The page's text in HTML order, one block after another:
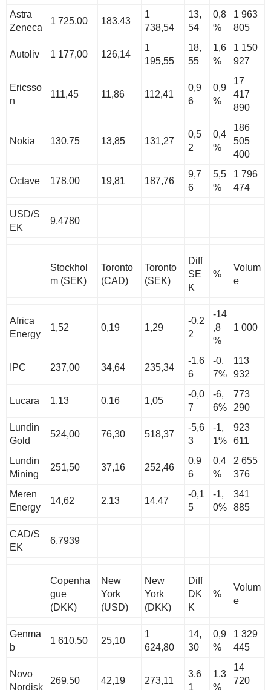
Astra
Zeneca
1 725,00 183,43
1
738,54
13,
54
0,8
%
1 963
805
Autoliv 1 177,00 126,14
1
195,55
18,
55
1,6
%
1 150
927
Ericsso
n
111,45 11,86 112,41
0,9
6
0,9
%
17
417
890
Nokia 130,75 13,85 131,27
0,5
2
0,4
%
186
505
400
Octave 178,00 19,81 187,76
9,7
6
5,5
%
1 796
474
USD/S
EK
9,4780
Stockhol
m (SEK)
Toronto
(CAD)
Toronto
(SEK)
Diff
SE
K
%
Volum
e
Africa
Energy
1,52 0,19 1,29
-0,2
2
-14
,8
%
1 000
IPC 237,00 34,64 235,34
-1,6
6
-0,
7%
113
932
Lucara 1,13 0,16 1,05
-0,0
7
-6,
6%
773
290
Lundin
Gold
524,00 76,30 518,37
-5,6
3
-1,
1%
923
611
Lundin
Mining
251,50 37,16 252,46
0,9
6
0,4
%
2 655
376
Meren
Energy
14,62 2,13 14,47
-0,1
5
-1,
0%
341
885
CAD/S
EK
6,7939
Copenha
gue
(DKK)
New
York
(USD)
New
York
(DKK)
Diff
DK
K
%
Volum
e
Genma
b
1 610,50 25,10
1
624,80
14,
30
0,9
%
1 329
445
Novo
Nordisk
269,50 42,19 273,11
3,6
1
1,3
%
14
720